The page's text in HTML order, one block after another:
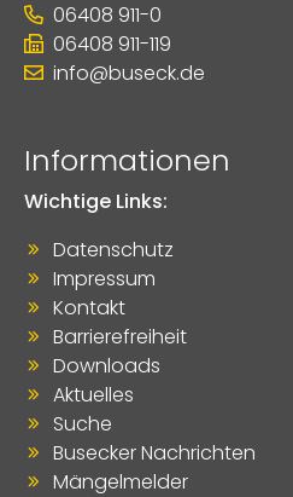
06408 911-0
06408 911-119
info@buseck.de
Informationen
Wichtige Links:
Datenschutz
Impressum
Kontakt
Barrierefreiheit
Downloads
Aktuelles
Suche
Busecker Nachrichten
Mängelmelder